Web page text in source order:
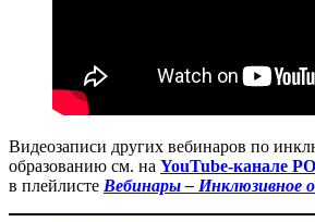
Видеозаписи других вебинаров по
образованию см. на YouTube-канале
в плейлисте Вебинары – Инклюзивное